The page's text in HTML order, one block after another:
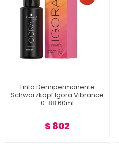
Tinta Demipermanente
Schwarzkopf Igora Vibrance
0-88 60ml
$ 802